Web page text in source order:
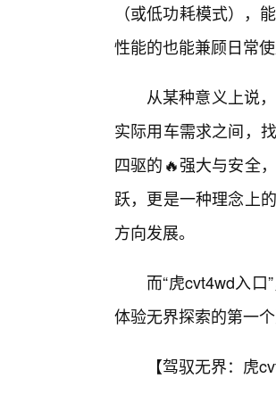
（或低功耗模式），
性能的也能兼顾日常
从某种意义上说
实际用车需求之间，
四驱的🔥强大与安全
跃，更是一种理念上
方向发展。
而“虎cvt4wd入
体验无界探索的第一个
【驾驭无界：虎